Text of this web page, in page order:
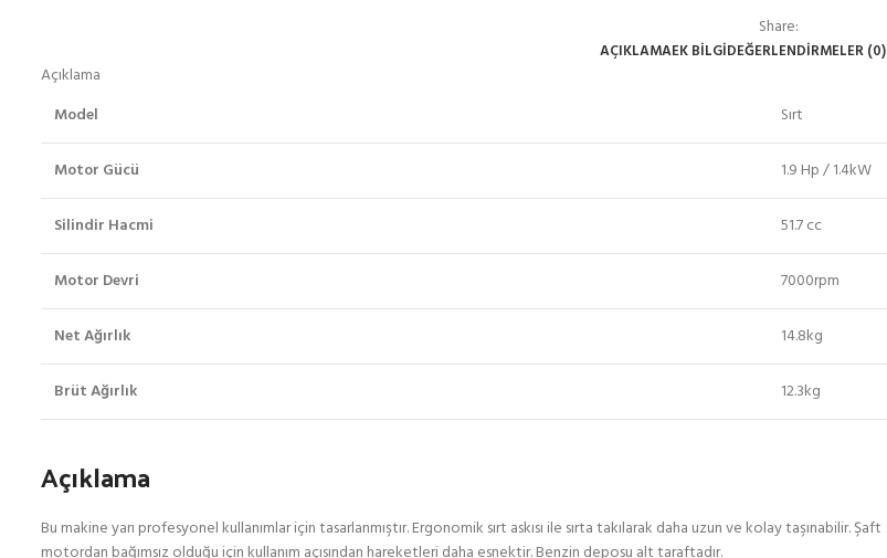
Share:
AÇIKLAMAEK BILGIDEĞERLENDIRMELER (0)
Açıklama
Model
Sırt
Motor Gücü 1.9 Hp / 1.4kW
Silindir Hacmi 51.7 cc
Motor Devri 7000rpm
Net Ağırlık 14.8kg
Brüt Ağırlık 12.3kg
Açıklama
Bu makine yarı profesyonel kullanımlar için tasarlanmıştır. Ergonomik sırt askısı ile sırta takılarak daha uzun ve kolay taşınabilir. Şaft
motordan bağımsız olduğu için kullanım açısından hareketleri daha esnektir. Benzin deposu alt taraftadır.